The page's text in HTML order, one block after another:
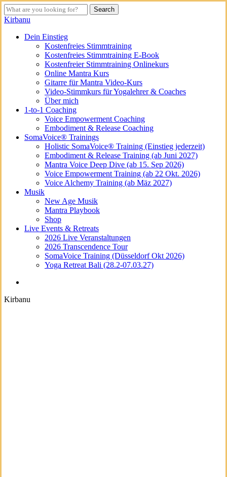
Skip
to
main
content
Search
Close
Kirbanu
search
Menu
Dein Einstieg
Kostenfreies Stimmtraining
Kostenfreies Stimmtraining E-Book
Kostenfreier Stimmtraining Onlinekurs
Online Mantra Kurs
Gitarre für Mantra Video-Kurs
Video-Stimmkurs für Yogalehrer & Coaches
Über mich
1-to-1 Coaching
Voice Empowerment Coaching
Embodiment & Release Coaching
SomaVoice® Trainings
Holistic SomaVoice® Training (Einstieg jederzeit)
Embodiment & Release Training (ab Juni 2027)
Mantra Voice Deep Dive (ab 15. Sep 2026)
Voice Empowerment Training (ab 22 Okt. 2026)
Voice Alchemy Training (ab Mäz 2027)
Musik
New Age Musik
Mantra Playbook
Shop
Live Events & Retreats
2026 Live Veranstaltungen
2026 Transcendence Tour
SomaVoice Training (Düsseldorf Okt 2026)
Yoga Retreat Bali (28.2-07.03.27)
Kirbanu